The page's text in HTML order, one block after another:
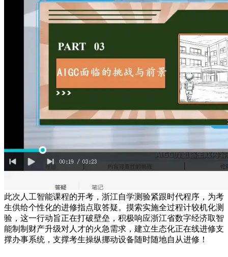
此次人工智能课程的开考，浙江自学测验紧跟时代程序，为考
生供给个性化的进修指点取答疑。摸索实施全过程计较机化测
验，这一行动旨正在打破壁垒，积极响应浙江省数字经济取智
能制制财产升级对人才的火急需求，建立生态化正在线进修支
撑办事系统，支撑考生操纵挪动设备随时随地自从进修！